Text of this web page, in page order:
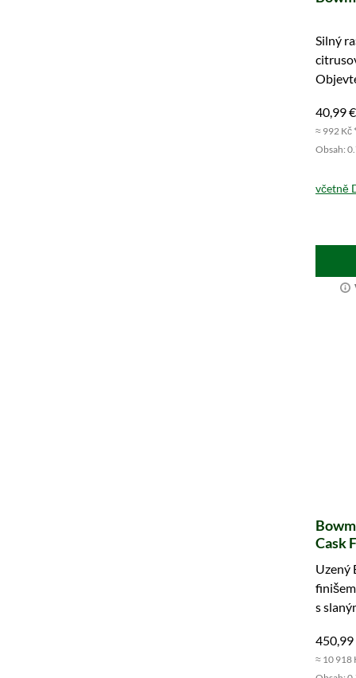
Silný
40,99 €
≈ 992 Kč
Obsah:
včetně
Cask
Uzený
s
450,99
≈ 10 918